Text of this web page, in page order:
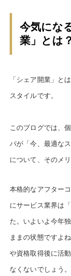
今気にな
業」とは？
「シェア開業」と
スタイルです。
このブログでは、
パが「今、最適な
について、そのメ
本格的なアフター
にサービス業界は
た。いよいよ今年
ままの状態ですよ
や資格取得後に活
なくないでしょう